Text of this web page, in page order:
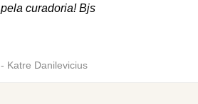
pela curadoria! Bjs
- Katre Danilevicius